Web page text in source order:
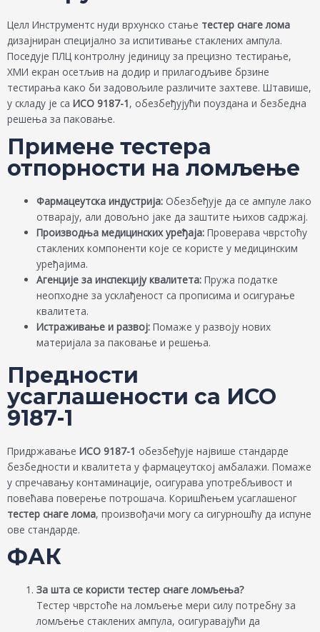
Целл Инструментс нуди врхунско стање тестер снаге лома
дизајниран специјално за испитивање стаклених ампула.
Поседује ПЛЦ контролну јединицу за прецизно тестирање,
ХМИ екран осетљив на додир и прилагодљиве брзине
тестирања како би задовољиле различите захтеве. Штавише,
у складу је са ИСО 9187-1, обезбеђујући поуздана и безбедна
решења за паковање.
Примене тестера
отпорности на ломљење
Фармацеутска индустрија: Обезбеђује да се ампуле лако
отварају, али довољно јаке да заштите њихов садржај.
Производња медицинских уређаја: Проверава чврстоћу
стаклених компоненти које се користе у медицинским
уређајима.
Агенције за инспекцију квалитета: Пружа податке
неопходне за усклађеност са прописима и осигурање
квалитета.
Истраживање и развој: Помаже у развоју нових
материјала за паковање и решења.
Предности
усаглашености са ИСО
9187-1
Придржавање ИСО 9187-1 обезбеђује највише стандарде
безбедности и квалитета у фармацеутској амбалажи. Помаже
у спречавању контаминације, осигурава употребљивост и
повећава поверење потрошача. Коришћењем усаглашеног
тестер снаге лома, произвођачи могу са сигурношћу да испуне
ове стандарде.
ФАК
За шта се користи тестер снаге ломљења?
Тестер чврстоће на ломљење мери силу потребну за
ломљење стаклених ампула, осигуравајући да